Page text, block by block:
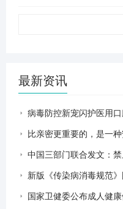
最新资讯
病毒防控新宠闪护医用
比亲密更重要的，是一
中国三部门联合发文：
国家卫健委公布成人健康